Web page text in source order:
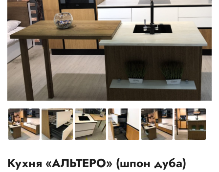
Кухня «АЛЬТЕРО» (шпон дуба)